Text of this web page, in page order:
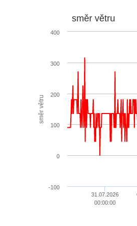
směr větru
směr větru
31.07.2026
00:00:00
0
100
200
300
-100
400